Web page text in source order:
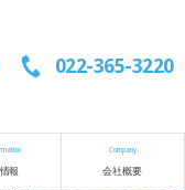
022-365-3220
報
Company
会社概要